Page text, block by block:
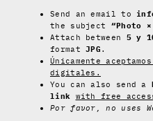
Send an email to
the subject “Photo
Attach between 5 y
formatJPG .
Únicamente
digitales.
You can also send a
link
with free
Por favor, no uses